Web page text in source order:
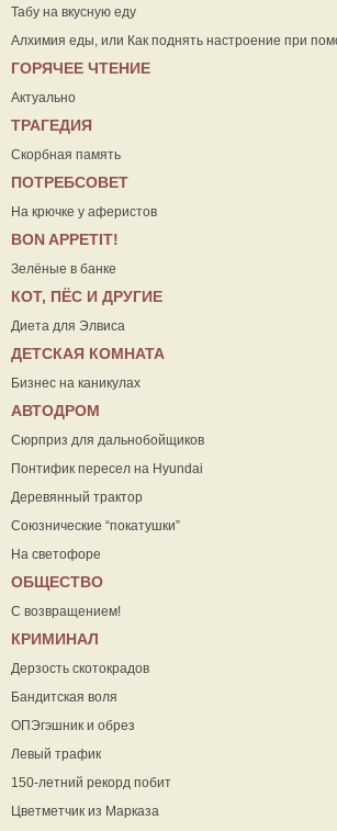
Табу на вкусную еду
Алхимия еды, или Как поднять настроение при
ГОРЯЧЕЕ ЧТЕНИЕ
Актуально
ТРАГЕДИЯ
Скорбная память
ПОТРЕБСОВЕТ
На крючке у аферистов
ВON APPETIT!
Зелёные в банке
КОТ, ПЁС И ДРУГИЕ
Диета для Элвиса
ДЕТСКАЯ КОМНАТА
Бизнес на каникулах
АВТОДРОМ
Сюрприз для дальнобойщиков
Понтифик пересел на Hyundai
Деревянный трактор
Союзнические “покатушки”
На светофоре
ОБЩЕСТВО
С возвращением!
КРИМИНАЛ
Дерзость скотокрадов
Бандитская воля
ОПЭгэшник и обрез
Левый трафик
150-летний рекорд побит
Цветметчик из Марказа